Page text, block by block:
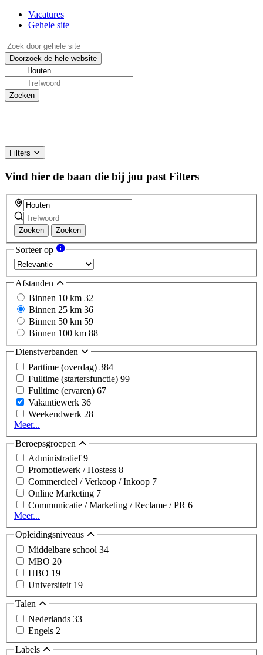
Vacatures
Gehele site
Filters
Vind hier de baan die bij jou past Filters
Zoeken Zoeken
Sorteer op
Afstanden
Binnen 10 km 32
Binnen 25 km 36
Binnen 50 km 59
Binnen 100 km 88
Dienstverbanden
Parttime (overdag) 384
Fulltime (startersfunctie) 99
Fulltime (ervaren) 67
Vakantiewerk 36
Weekendwerk 28
Meer...
Beroepsgroepen
Administratief9
Promotiewerk / Hostess 8
Commercieel / Verkoop / Inkoop 7
Online Marketing 7
Communicatie / Marketing / Reclame / PR 6
Meer...
Opleidingsniveaus
Middelbare school 34
MBO 20
HBO 19
Universiteit 19
Talen
Nederlands 33
Engels 2
Labels